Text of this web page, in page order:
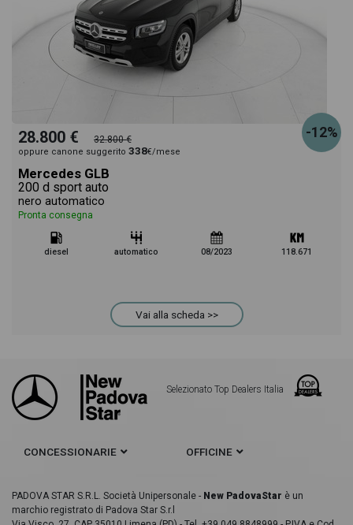
-12%
28.800 € 32.800 €
oppure canone suggerito 338€/mese
Mercedes GLB
200 d sport auto
nero automatico
Pronta consegna
diesel automatico 08/2023 118.671
Vai alla scheda >>
Selezionato Top Dealers Italia
CONCESSIONARIE OFFICINE
PADOVA STAR S.R.L. Società Unipersonale - New PadovaStar è un
marchio registrato di Padova Star S.r.l